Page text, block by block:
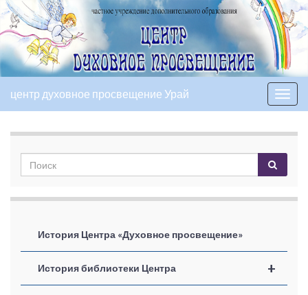
Вкл/
выкл
центр духовное просвещение Урай
История Центра «Духовное просвещение»
+
История библиотеки Центра